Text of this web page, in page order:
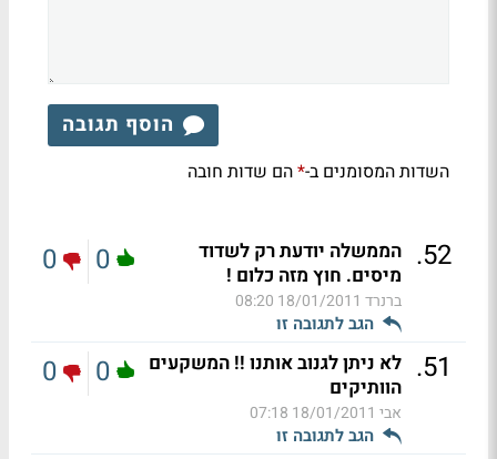
הוסף תגובה
השדות המסומנים ב-*הם שדות חובה
52
. הממשלה יודעת רק לשדוד
מיסים. חוץ מזה כלום !
ברנרד 18/01/2011 08:20
הגב לתגובה זו
0
0
51
. לא ניתן לגנוב אותנו !! המשקעים
הוותיקים
אבי 18/01/2011 07:18
הגב לתגובה זו
0
0